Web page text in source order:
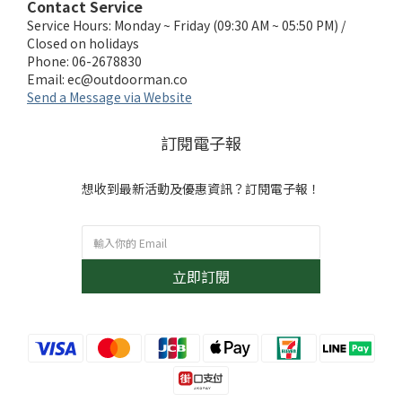
Contact Service
Service Hours: Monday ~ Friday (09:30 AM ~ 05:50 PM) /
Closed on holidays
Phone: 06-2678830
Email: ec@outdoorman.co
Send a Message via Website
訂閱電子報
想收到最新活動及優惠資訊？訂閱電子報！
立即訂閱